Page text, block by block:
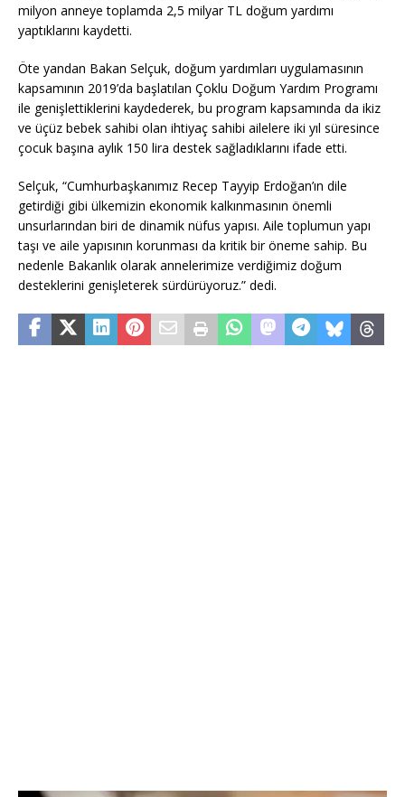
milyon anneye toplamda 2,5 milyar TL doğum yardımı
yaptıklarını kaydetti.
Öte yandan Bakan Selçuk, doğum yardımları uygulamasının
kapsamının 2019’da başlatılan Çoklu Doğum Yardım Programı
ile genişlettiklerini kaydederek, bu program kapsamında da ikiz
ve üçüz bebek sahibi olan ihtiyaç sahibi ailelere iki yıl süresince
çocuk başına aylık 150 lira destek sağladıklarını ifade etti.
Selçuk, “Cumhurbaşkanımız Recep Tayyip Erdoğan’ın dile
getirdiği gibi ülkemizin ekonomik kalkınmasının önemli
unsurlarından biri de dinamik nüfus yapısı. Aile toplumun yapı
taşı ve aile yapısının korunması da kritik bir öneme sahip. Bu
nedenle Bakanlık olarak annelerimize verdiğimiz doğum
desteklerini genişleterek sürdürüyoruz.” dedi.